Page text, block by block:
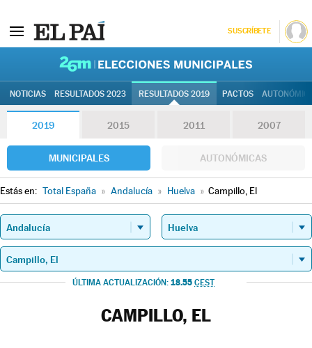
SUSCRÍBETE
NOTICIAS RESULTADOS 2023 RESULTADOS 2019 PACTOS
2019 2015 2011 2007
MUNICIPALES AUTONÓMICAS
Estás en: Total España » Andalucía » Huelva » Campillo, El
ÚLTIMA ACTUALIZACIÓN: 18.55 CEST
CAMPILLO, EL